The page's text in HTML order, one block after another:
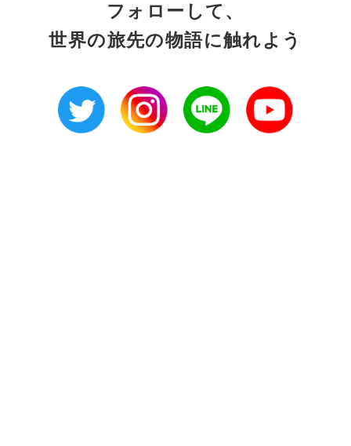
フォローして、
世界の旅先の物語に触れよう